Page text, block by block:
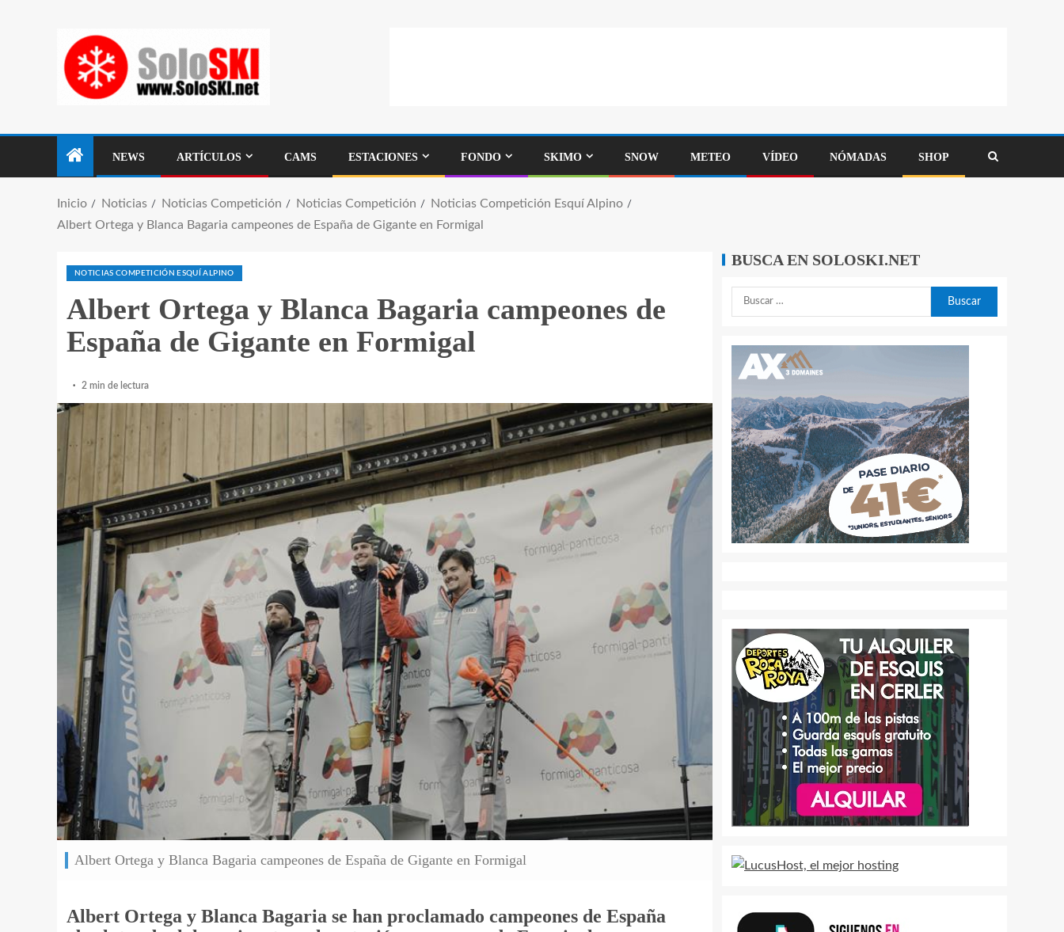
NEWS ARTÍCULOS CAMS ESTACIONES FONDO SKIMO SNOW METEO VÍDEO NÓMADAS SHOP
Inicio Noticias Noticias Competición Noticias Competición
Noticias Competición Esquí Alpino
Albert Ortega y Blanca Bagaria campeones de España de Gigante en Formigal
NOTICIAS COMPETICIÓN ESQUÍ ALPINO
Albert Ortega y Blanca Bagaria campeones de
España de Gigante en Formigal
2 min de lectura
Albert Ortega y Blanca Bagaria campeones de España de Gigante en Formigal
Albert Ortega y Blanca Bagaria se han proclamado campeones de España
BUSCA EN SOLOSKI.NET